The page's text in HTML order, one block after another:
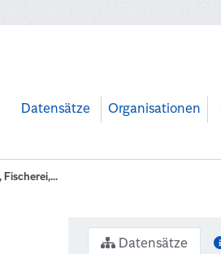
Datensätze Organisationen
Datensätze